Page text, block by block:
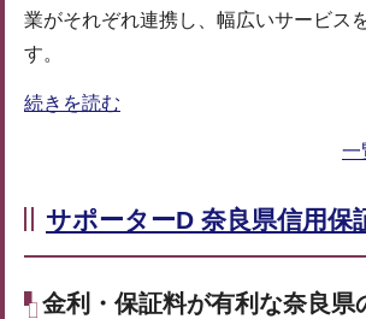
業がそれぞれ連携し、幅広いサービス
す。
続きを読む
一
サポーターD 奈良県信用保
金利・保証料が有利な奈良県